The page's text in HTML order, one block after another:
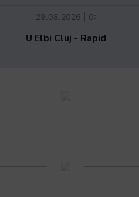
29.08.2026 | 0:
U Elbi Cluj - Rapid